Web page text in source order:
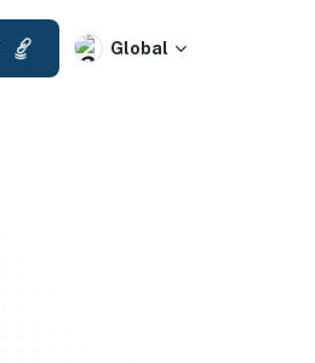
Global